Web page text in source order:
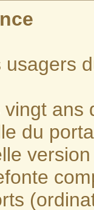
usagers
vingt ans
du